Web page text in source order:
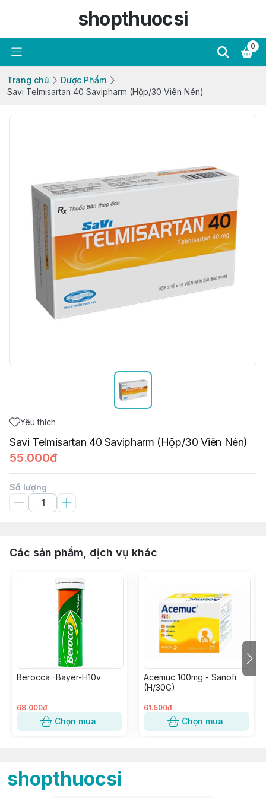
shopthuocsi
0
Trang chủ
Dược Phẩm
Savi Telmisartan 40 Savipharm (Hộp/30 Viên Nén)
Yêu thích
Savi Telmisartan 40 Savipharm (Hộp/30 Viên Nén)
55.000đ
Số lượng
Các sản phẩm, dịch vụ khác
Berocca -Bayer-H10v
68.000đ
Chọn mua
Acemuc 100mg - Sanofi
(H/30G)
61.500đ
Chọn mua
shopthuocsi